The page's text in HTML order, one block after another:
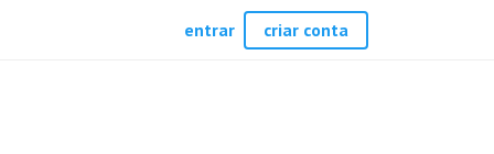
entrar criar conta